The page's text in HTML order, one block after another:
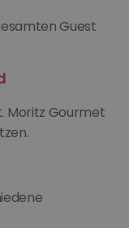
Guest
Moritz Gourmet